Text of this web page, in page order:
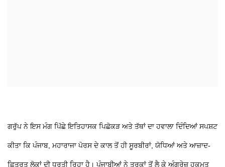
ਗਰੁੱਪ ਨੇ ਇਸ ਮੰਗ ਪਿੱਛੇ ਇਤਿਹਾਸਕ ਪਿਛੋਕੜ ਅਤੇ ਤੱਥਾਂ ਦਾ ਹਵਾਲਾ ਦਿੰਦਿਆਂ ਸਪਸ਼ਟ
ਕੀਤਾ ਕਿ ਪੰਜਾਬ, ਮਹਾਰਾਜਾ ਪੋਰਸ ਦੇ ਕਾਲ ਤੋਂ ਹੀ ਸੂਰਬੀਰਾਂ, ਯੋਧਿਆਂ ਅਤੇ ਆਜ਼ਾਦ-
ਫ਼ਿਤਰਤ ਲੋਕਾਂ ਦੀ ਧਰਤੀ ਰਿਹਾ ਹੈ। ਪੰਜਾਬੀਆਂ ਨੇ ਤੁਰਕਾਂ ਤੋਂ ਲੈ ਕੇ ਅੰਗਰੇਜ਼ ਹਕੂਮਤ